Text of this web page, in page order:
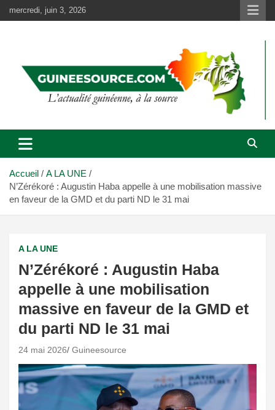
au
mercredi, juin 3, 2026
Accueil
A LA UNE
N’Zérékoré : Augustin Haba appelle à une mobilisation massive
en faveur de la GMD et du parti ND le 31 mai
A LA UNE
N’Zérékoré : Augustin Haba
appelle à une mobilisation
massive en faveur de la GMD et
du parti ND le 31 mai
24 mai 2026 Guineesource